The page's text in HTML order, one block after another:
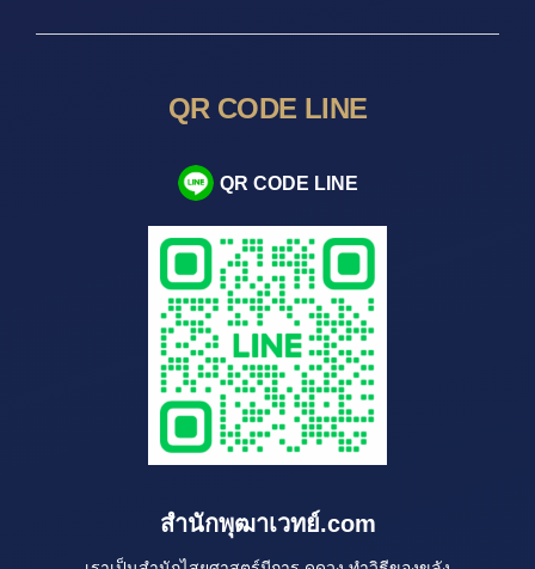
QR CODE LINE
QR CODE LINE
สำนักพุฒาเวทย์.com